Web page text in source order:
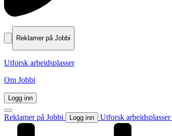
Reklamer på Jobbi
Utforsk arbeidsplasser
Om Jobbi
Logg inn
Reklamer på Jobbi Logg inn Utforsk arbeidsplasser